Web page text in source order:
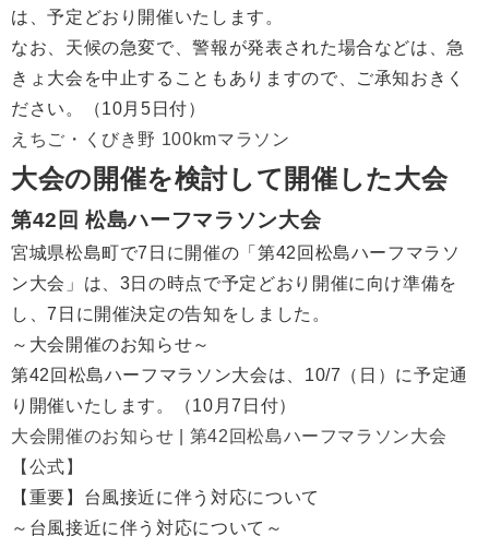
は、予定どおり開催いたします。
なお、天候の急変で、警報が発表された場合などは、急
きょ大会を中止することもありますので、ご承知おきく
ださい。（10月5日付）
えちご・くびき野 100kmマラソン
大会の開催を検討して開催した大会
第42回 松島ハーフマラソン大会
宮城県松島町で7日に開催の「第42回松島ハーフマラソ
ン大会」は、3日の時点で予定どおり開催に向け準備を
し、7日に開催決定の告知をしました。
～大会開催のお知らせ～
第42回松島ハーフマラソン大会は、10/7（日）に予定通
り開催いたします。（10月7日付）
大会開催のお知らせ | 第42回松島ハーフマラソン大会
【公式】
【重要】台風接近に伴う対応について
～台風接近に伴う対応について～